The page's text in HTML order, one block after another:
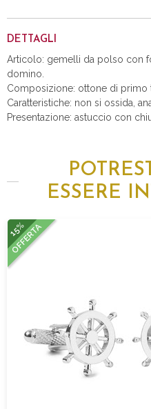
DETTAGLI
Articolo: gemelli da polso con
domino.
Composizione: ottone di
Caratteristiche: non si ossida,
Presentazione: astuccio con
ESSERE
15%
OFFERTA